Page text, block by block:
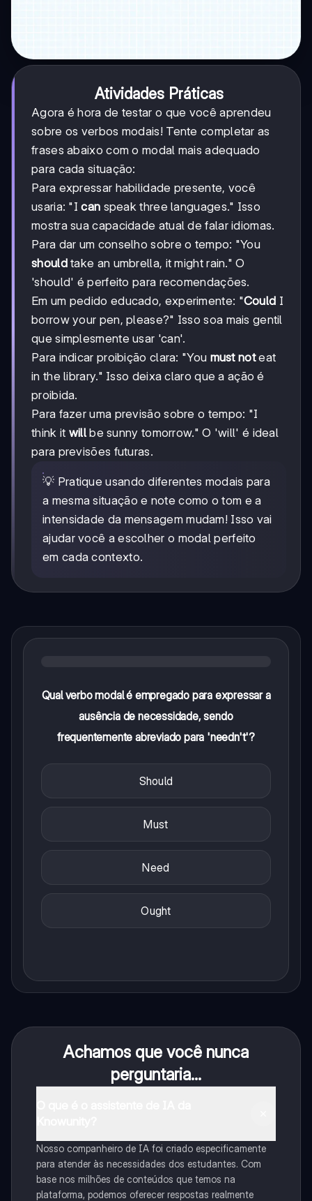
Atividades Práticas
Agora é hora de testar o que você aprendeu
sobre os verbos modais! Tente completar as
frases abaixo com o modal mais adequado
para cada situação:
Para expressar habilidade presente, você
usaria: "Ican speak three languages." Isso
mostra sua capacidade atual de falar idiomas.
Para dar um conselho sobre o tempo: "You
shouldtake an umbrella, it might rain." O
'should' é perfeito para recomendações.
Em um pedido educado, experimente: "Could I
borrow your pen, please?" Isso soa mais gentil
que simplesmente usar 'can'.
Para indicar proibição clara: "You must noteat
in the library." Isso deixa claro que a ação é
proibida.
Para fazer uma previsão sobre o tempo: "I
think it willbe sunny tomorrow." O 'will' é ideal
para previsões futuras.
💡 Pratique usando diferentes modais para
a mesma situação e note como o tom e a
intensidade da mensagem mudam! Isso vai
ajudar você a escolher o modal perfeito
em cada contexto.
Qual verbo modal é empregado para expressar a
ausência de necessidade, sendo
frequentemente abreviado para 'needn't'?
Should
Must
Need
Ought
Achamos que você nunca
perguntaria...
Nosso companheiro de IA foi criado especificamente
para atender às necessidades dos estudantes. Com
base nos milhões de conteúdos que temos na
plataforma, podemos oferecer respostas realmente